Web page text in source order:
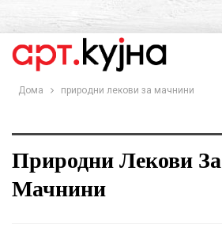
Дома природни лекови за мачнини
Природни Лекови За
Мачнини